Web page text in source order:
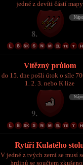
jedné z devíti částí mapy
Vítězný průlom
do 15. dne pošli útok o síle
1. 2. 3. nebo K lize
Rytíři Kulatého
V jedné z tvých zemí se musí
hrdinů se součtem